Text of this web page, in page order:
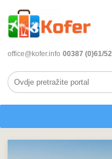
office@kofer.info 00387 (0)61/